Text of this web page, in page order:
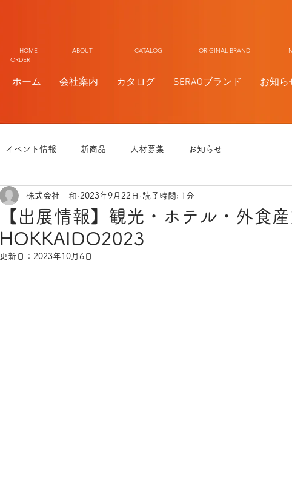
HOME ABOUT CATALOG ORIGINAL BRAND
ORDER
ホーム 会社案内 カタログ SERAOブランド お知ら
イベント情報 新商品 人材募集 お知らせ
【出展情報】観光・ホテル・外食
HOKKAIDO2023
株式会社三和 2023年9月22日 読了時間: 1分
更新日： 2023年10月6日